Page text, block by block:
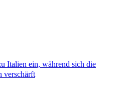
Italien ein, während sich die
verschärft